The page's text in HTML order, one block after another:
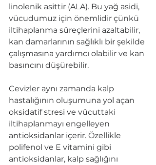
linolenik asittir (ALA). Bu yağ asidi,
vücudumuz için önemlidir çünkü
iltihaplanma süreçlerini azaltabilir,
kan damarlarının sağlıklı bir şekilde
çalışmasına yardımcı olabilir ve kan
basıncını düşürebilir.
Cevizler aynı zamanda kalp
hastalığının oluşumuna yol açan
oksidatif stresi ve vücuttaki
iltihaplanmayı engelleyen
antioksidanlar içerir. Özellikle
polifenol ve E vitamini gibi
antioksidanlar, kalp sağlığını